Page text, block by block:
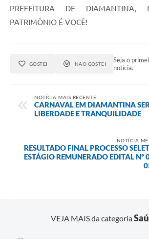
PREFEITURA DE DIAMANTINA,
PATRIMÔNIO É VOCÊ!
GOSTEI NÃO GOSTEI
Seja o
notícia.
NOTÍCIA MAIS RECENTE
CARNAVAL EM DIAMANTINA
LIBERDADE E TRANQUILIDADE
NOTÍCIA
RESULTADO FINAL PROCESSO
ESTÁGIO REMUNERADO EDITAL
VEJA MAIS da categoria